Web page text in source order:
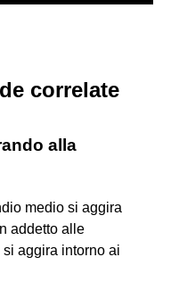
correlate
alla
medio si aggira
addetto alle
aggira intorno ai